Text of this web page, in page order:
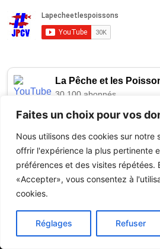
Faites un choix pour vos
Nous utilisons des cookies sur notre
offrir l'expérience la plus pertinente
préférences et des visites répétées.
«Accepter», vous consentez à
cookies.
Réglages Refuser
La Pêche et les
30,100 abonnés
Chargement de la dernière vidéo...